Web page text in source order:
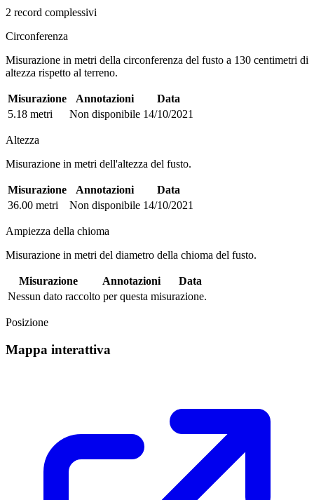
2 record complessivi
Circonferenza
Misurazione in metri della circonferenza del fusto a 130 centimetri di
altezza rispetto al terreno.
Misurazione Annotazioni
Data
5.18 metri
Non disponibile 14/10/2021
Altezza
Misurazione in metri dell'altezza del fusto.
Misurazione Annotazioni
Data
36.00 metri
Non disponibile 14/10/2021
Ampiezza della chioma
Misurazione in metri del diametro della chioma del fusto.
Misurazione Annotazioni
Data
Nessun dato raccolto per questa misurazione.
Posizione
Mappa interattiva